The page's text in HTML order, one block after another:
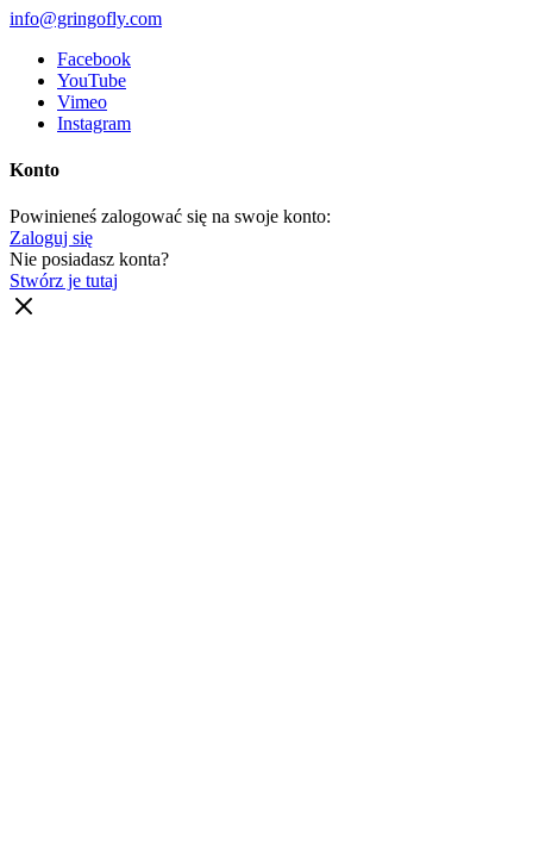
info@gringofly.com
Facebook
YouTube
Vimeo
Instagram
Konto
Powinieneś zalogować się na swoje konto:
Zaloguj się
Nie posiadasz konta?
Stwórz je tutaj